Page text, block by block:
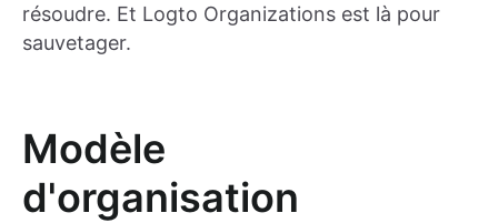
résoudre. Et Logto Organizations est là pour
sauvetager.
Modèle
d'organisation